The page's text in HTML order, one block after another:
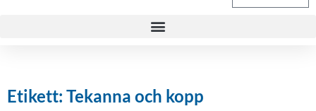
Etikett: Tekanna och kopp